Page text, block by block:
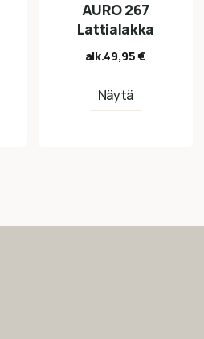
AURO 267
Lattialakka
alk.49,95€
Näytä